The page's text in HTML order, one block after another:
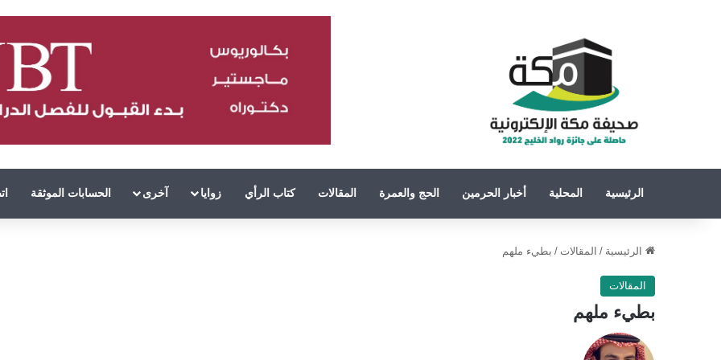
الرئيسية المحلية أخبار الحرمين الحج والعمرة المقالات كتاب الرأي زوايا آخرى الحسابات الموثقة
الرئيسية / المقالات / بطيء ملهم
المقالات
بطيء ملهم